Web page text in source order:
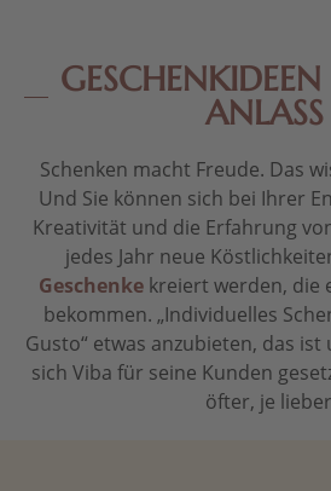
GESCHENKIDEEN
ANLASS
Schenken macht Freude. Das
Und Sie können sich bei Ihrer
Kreativität und die Erfahrung
jedes Jahr neue
Geschenkekreiert werden, die
bekommen. „Individuelles
Gusto“ etwas anzubieten, das
sich Viba für seine Kunden
öfter, je